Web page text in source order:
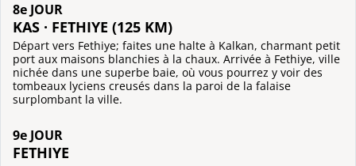
8e JOUR
KAS · FETHIYE (125 KM)
Départ vers Fethiye; faites une halte à Kalkan, charmant petit
port aux maisons blanchies à la chaux. Arrivée à Fethiye, ville
nichée dans une superbe baie, où vous pourrez y voir des
tombeaux lyciens creusés dans la paroi de la falaise
surplombant la ville.
9e JOUR
FETHIYE